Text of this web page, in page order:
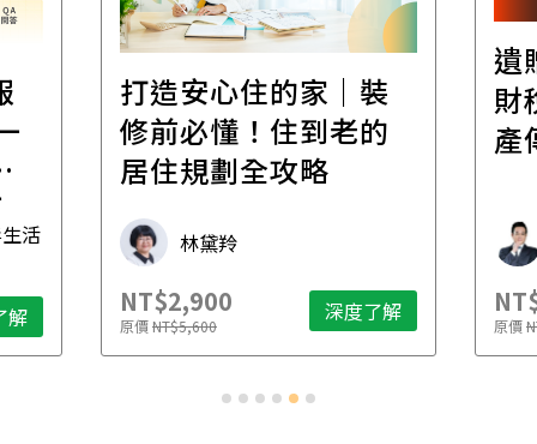
活
解
打造安心住的家｜裝
修前必懂！住到老的
居住規劃全攻略
林黛羚
NT$2,900
原價NT$5,600 深度了解
遺
財
產
原價